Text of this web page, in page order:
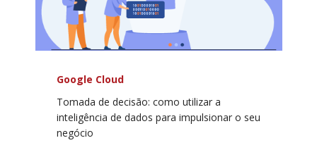
Google Cloud
Tomada de decisão: como utilizar a
inteligência de dados para impulsionar o seu
negócio